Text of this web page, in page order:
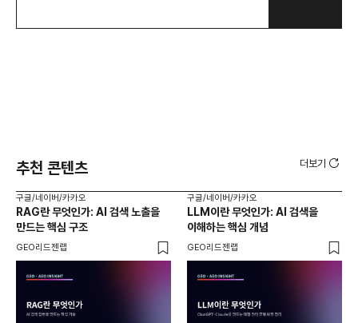
추천 콘텐츠 더보기
구글/네이버/카카오
RAG란 무엇인가: AI 검색 노출을
만드는 핵심 구조
GEO리드젠랩
구글/네이버/카카오
LLM이란 무엇인가: AI 검색을
이해하는 핵심 개념
GEO리드젠랩